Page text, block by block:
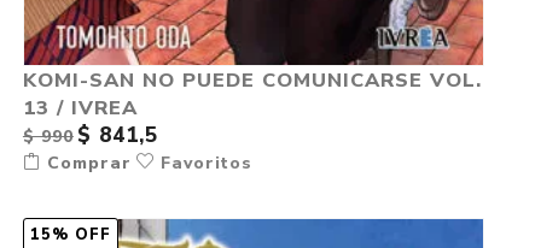
KOMI-SAN NO PUEDE COMUNICARSE VOL.
13 / IVREA
$ 990 $ 841,5
Comprar Favoritos
15% OFF